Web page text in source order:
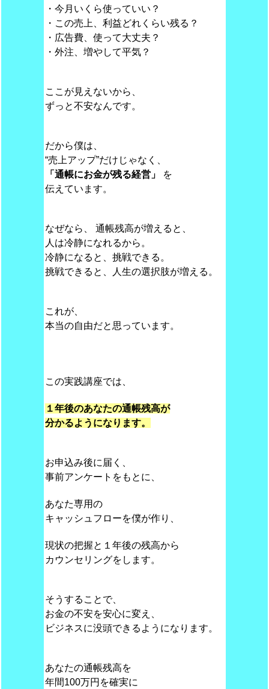
・今月いくら使っていい？
・この売上、利益どれくらい残る？
・広告費、使って大丈夫？
・外注、増やして平気？
ここが見えないから、
ずっと不安なんです。
だから僕は、
“売上アップ”だけじゃなく、
「通帳にお金が残る経営」
を
伝えています。
なぜなら、 通帳残高が増えると、
人は冷静になれるから。
冷静になると、挑戦できる。
挑戦できると、人生の選択肢が増える。
これが、
本当の自由だと思っています。
この実践講座では、
１年後のあなたの通帳残高が
分かるようになります。
お申込み後に届く、
事前アンケートをもとに、
あなた専用の
キャッシュフローを僕が作り、
現状の把握と１年後の残高から
カウンセリングをします。
そうすることで、
お金の不安を安心に変え、
ビジネスに没頭できるようになります。
あなたの通帳残高を
年間100万円を確実に